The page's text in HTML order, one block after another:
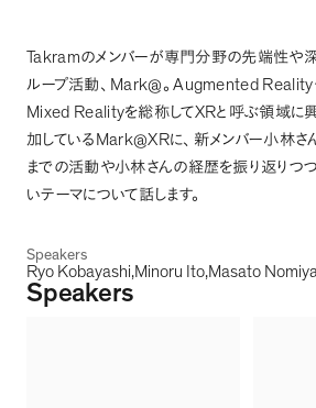
Takramのメンバーが専門分野の先端性や
ループ活動 、 Mark@。 Augmented Reality
Mixed Realityを総称してXRと呼ぶ領域に
加している Mark@XRに、 新メンバー小林さ
までの活動や小林さんの経歴を振り返りつつ
いテーマについて話します。
Speakers
Ryo Kobayashi Minoru Ito Masato
Speakers